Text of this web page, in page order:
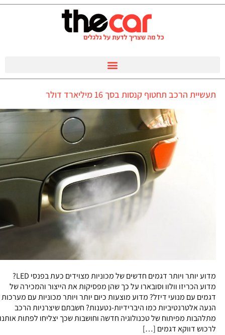
תעשיית הרכב תחטוף קנסות בסך 16 מיליארד דולר
מדוע יותר ויותר דגמים חדשים של מכוניות מצוידים כעת בפנסי LED?
מדוע הכריזו וולוו וסובארו על כך שהן מפסיקות את הייצור והמכירה של
דגמים עם מנועי דיזל? מדוע מוצעות כיום יותר ויותר מכוניות עם מערכות
הנעה אלטרנטיביות כמו היברידיות-נטענות? חשבתם שיצרניות הרכב
מתלהבות מפיתוח של טכנולוגיה חדשה וחושבות שכך יצליחו לפתות אותנו
לרכוש דווקא דגמים […]